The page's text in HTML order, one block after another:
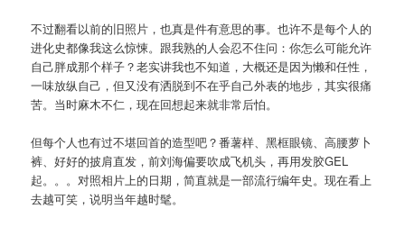
不过翻看以前的旧照片，也真是件有意思的事。也许不是每个人的
进化史都像我这么惊悚。跟我熟的人会忍不住问：你怎么可能允许
自己胖成那个样子？老实讲我也不知道，大概还是因为懒和任性，
一味放纵自己，但又没有洒脱到不在乎自己外表的地步，其实很痛
苦。当时麻木不仁，现在回想起来就非常后怕。
但每个人也有过不堪回首的造型吧？番薯样、黑框眼镜、高腰萝卜
裤、好好的披肩直发，前刘海偏要吹成飞机头，再用发胶GEL
起。。。对照相片上的日期，简直就是一部流行编年史。现在看上
去越可笑，说明当年越时髦。